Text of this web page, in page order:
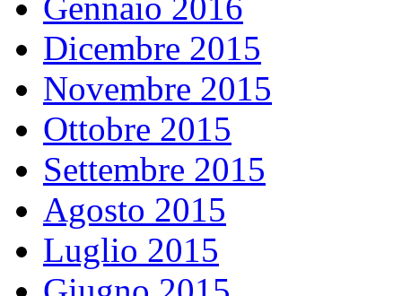
Dicembre 2015
Novembre 2015
Ottobre 2015
Settembre 2015
Agosto 2015
Luglio 2015